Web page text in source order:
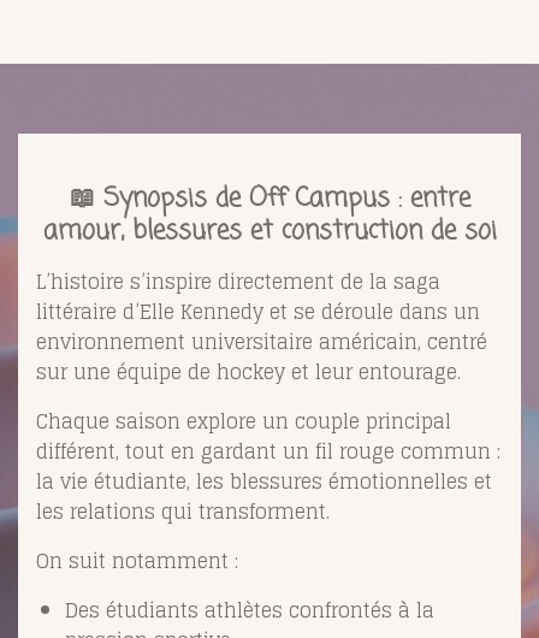
📖 Synopsis de Off Campus : entre
amour, blessures et construction de soi
L’histoire s’inspire directement de la saga
littéraire d’Elle Kennedy et se déroule dans un
environnement universitaire américain, centré
sur une équipe de hockey et leur entourage.
Chaque saison explore un couple principal
différent, tout en gardant un fil rouge commun :
la vie étudiante, les blessures émotionnelles et
les relations qui transforment.
On suit notamment :
Des étudiants athlètes confrontés à la